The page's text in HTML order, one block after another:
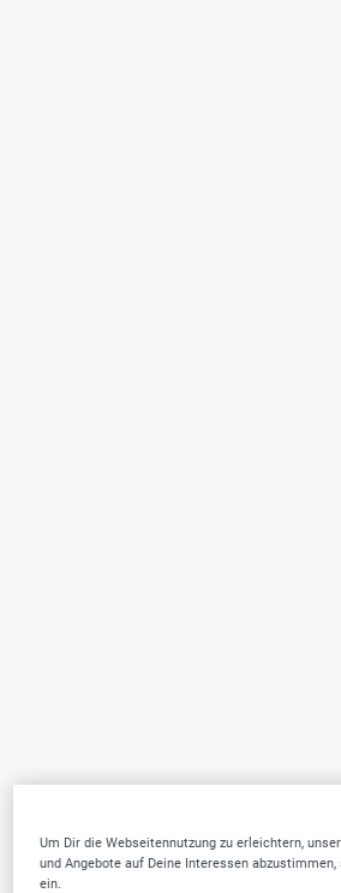
Um Dir die Webseitennutzung zu erleichtern,
und Angebote auf Deine Interessen
ein.